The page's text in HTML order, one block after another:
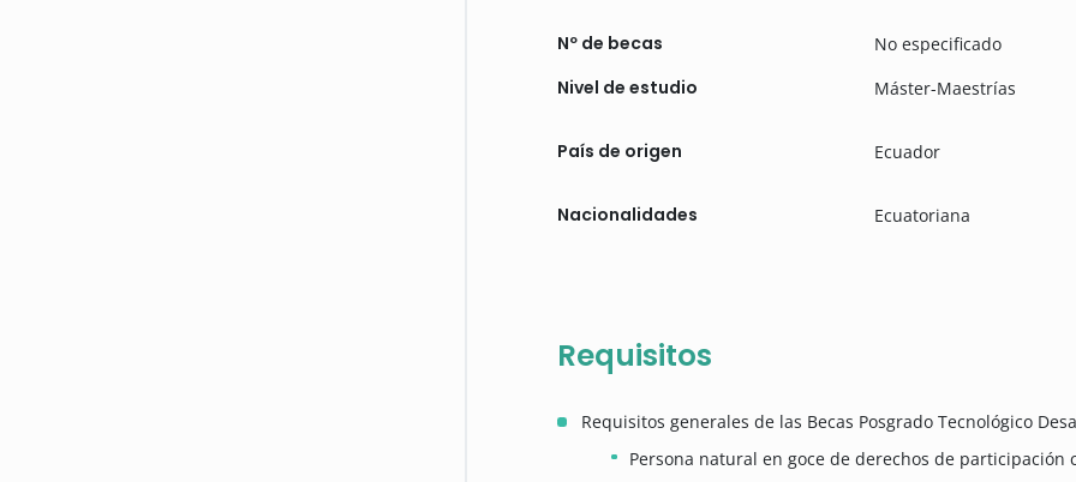
Nº de becas No especificado
Nivel de estudio Máster-Maestrías
País de origen Ecuador
Nacionalidades Ecuatoriana
Requisitos
Requisitos generales de las Becas Posgrado Tecnológico
Persona natural en goce de derechos de participación